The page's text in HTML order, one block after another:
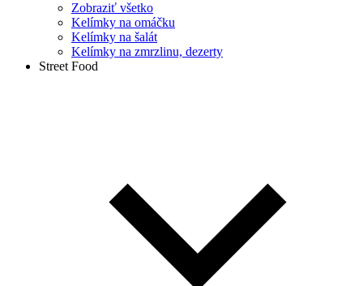
Zobraziť všetko
Kelímky na omáčku
Kelímky na šalát
Kelímky na zmrzlinu, dezerty
Street Food